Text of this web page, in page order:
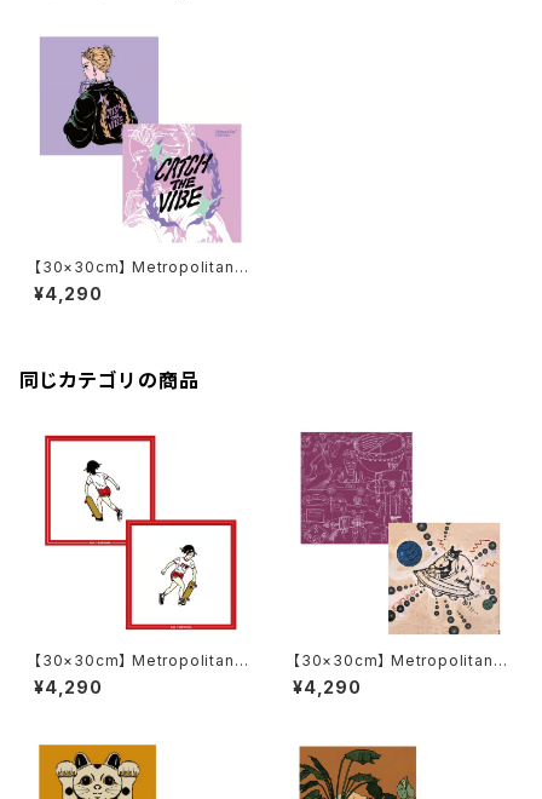
【30×30cm】 Metropolitan
Crossbottle メトロポリタンク
ロスボトル MCB339 / CATC
¥4,290
同じカテゴリの商品
【30×30cm】 Metropolitan
Crossbottle メトロポリタンク
ロスボトル MCB332 / 吉原 奈
¥4,290
【30×30cm】 Metropolitan
Crossbottle メトロポリタンク
ロスボトル MCB334 / TAM-T
¥4,290